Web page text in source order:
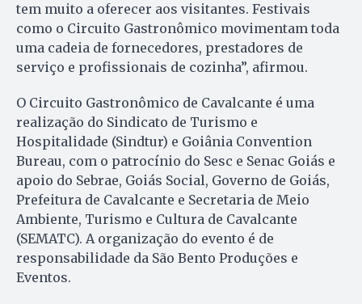
tem muito a oferecer aos visitantes. Festivais
como o Circuito Gastronômico movimentam toda
uma cadeia de fornecedores, prestadores de
serviço e profissionais de cozinha”, afirmou.
O Circuito Gastronômico de Cavalcante é uma
realização do Sindicato de Turismo e
Hospitalidade (Sindtur) e Goiânia Convention
Bureau, com o patrocínio do Sesc e Senac Goiás e
apoio do Sebrae, Goiás Social, Governo de Goiás,
Prefeitura de Cavalcante e Secretaria de Meio
Ambiente, Turismo e Cultura de Cavalcante
(SEMATC). A organização do evento é de
responsabilidade da São Bento Produções e
Eventos.